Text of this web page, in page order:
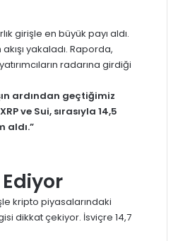
girişle en büyük payı aldı.
yakaladı. Raporda,
radarına girdiği
ardından geçtiğimiz
ve Sui, sırasıyla 14,5
aldı.”
Ediyor
kripto piyasalarındaki
dikkat çekiyor. İsviçre 14,7